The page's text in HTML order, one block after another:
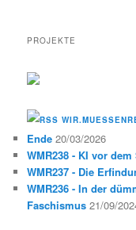
PROJEKTE
Ende 20/03/2026
WMR238 - KI vor dem
WMR237 - Die
WMR236 - In der
Faschismus 21/09/